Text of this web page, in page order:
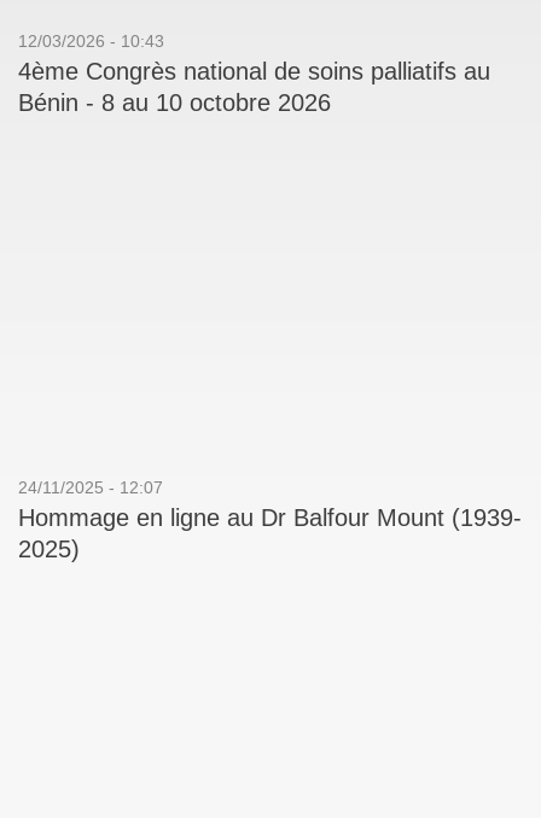
12/03/2026 - 10:43
4ème Congrès national de soins palliatifs au
Bénin - 8 au 10 octobre 2026
24/11/2025 - 12:07
Hommage en ligne au Dr Balfour Mount (1939-
2025)